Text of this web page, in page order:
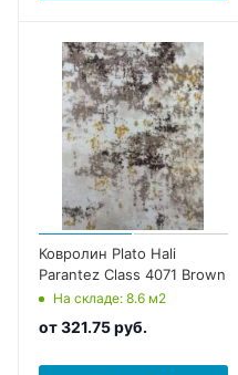
Ковролин Plato Hali
Parantez Class 4071 Brown
На складе: 8.6 м2
от321.75 руб.